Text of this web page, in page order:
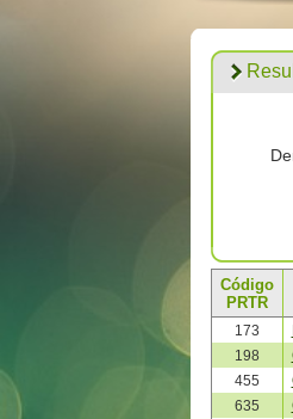
Código
PRTR
173
198
455
635